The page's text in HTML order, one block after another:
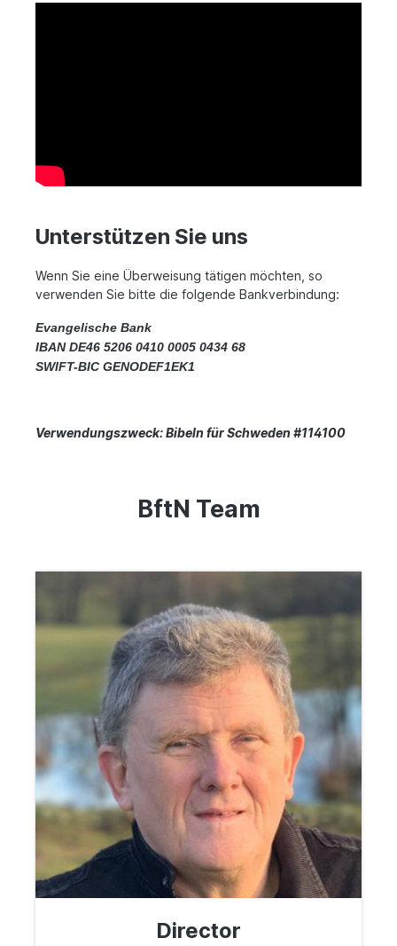
Unterstützen Sie uns
Wenn Sie eine Überweisung tätigen möchten, so
verwenden Sie bitte die folgende Bankverbindung:
Evangelische Bank
IBAN DE46 5206 0410 0005 0434 68
SWIFT-BIC GENODEF1EK1
Verwendungszweck: Bibeln für Schweden #114100
BftN Team
Director